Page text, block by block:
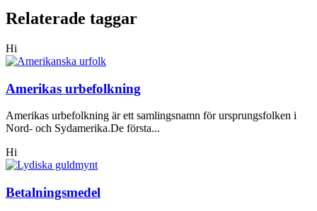
Relaterade taggar
Hi
Amerikas urbefolkning
Amerikas urbefolkning är ett samlingsnamn för ursprungsfolken i
Nord- och Sydamerika.De första...
Hi
Betalningsmedel